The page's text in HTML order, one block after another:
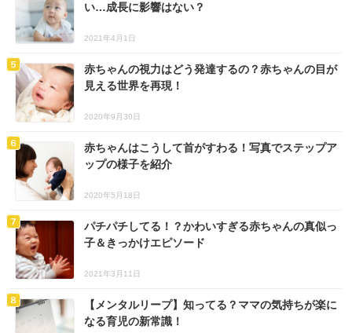
い…成長に影響はない？
2021年4月1日
赤ちゃんの視力はどう発達するの？赤ちゃんの目が
見える世界を再現！
2020年9月30日
赤ちゃんはこうして首がすわる！写真でステップア
ップの様子を紹介
2020年5月18日
パチパチしてる！？かわいすぎる赤ちゃんの真似っ
子＆きっかけエピソード
2021年3月11日
【メンタルリープ】知ってる？ママの気持ちが楽に
なる育児の新常識！